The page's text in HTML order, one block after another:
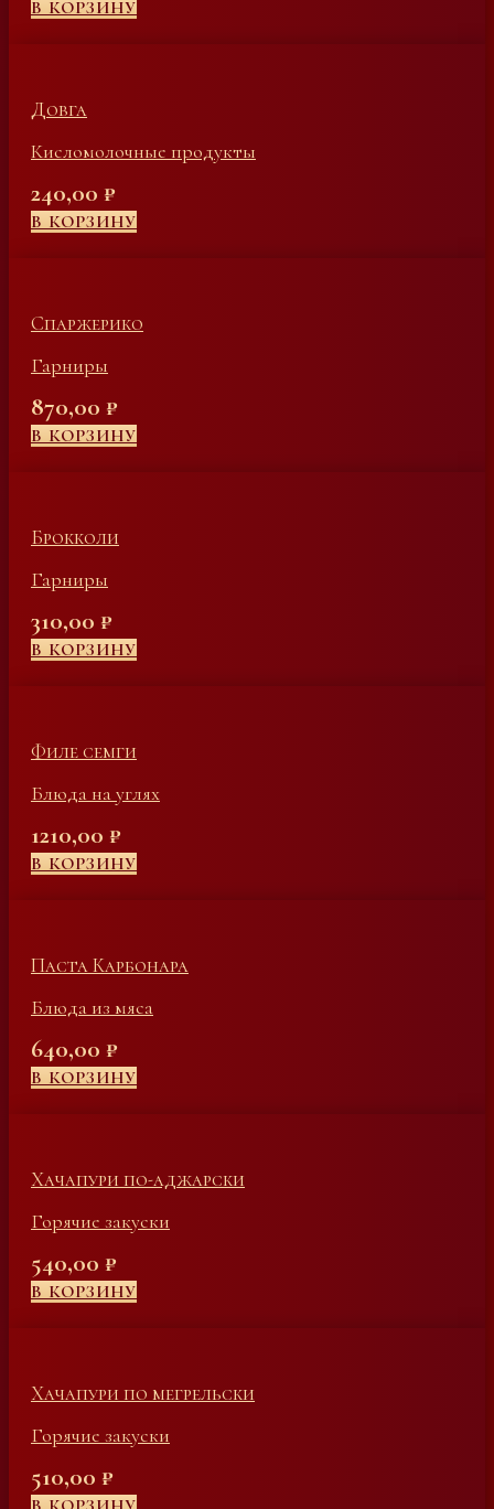
В КОРЗИНУ
Довга
Кисломолочные продукты
240,00 ₽
В КОРЗИНУ
Спаржерико
Гарниры
870,00 ₽
В КОРЗИНУ
Брокколи
Гарниры
310,00 ₽
В КОРЗИНУ
Филе семги
Блюда на углях
1210,00 ₽
В КОРЗИНУ
Паста Карбонара
Блюда из мяса
640,00 ₽
В КОРЗИНУ
Хачапури по-аджарски
Горячие закуски
540,00 ₽
В КОРЗИНУ
Хачапури по мегрельски
Горячие закуски
510,00 ₽